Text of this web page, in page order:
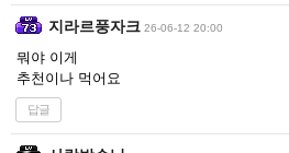
지라르풍자크 26-06-12 20:00
뭐야 이게
추천이나 먹어요
답글